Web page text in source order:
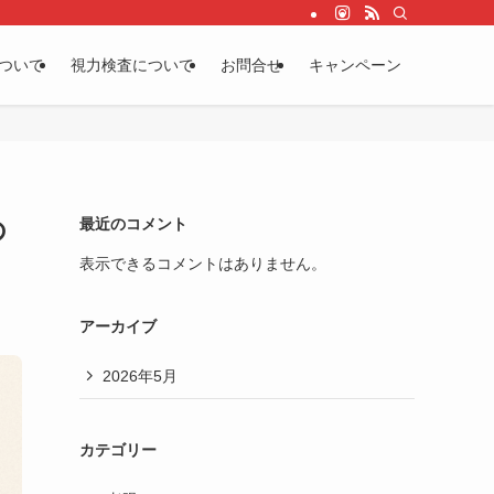
いて 視力検査について お問合せ キャンペーン
最近のコメント
表示できるコメントはありません。
アーカイブ
2026年5月
カテゴリー